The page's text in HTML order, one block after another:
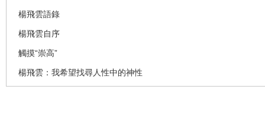
楊飛雲語錄
楊飛雲自序
觸摸“崇高”
楊飛雲：我希望找尋人性中的神性